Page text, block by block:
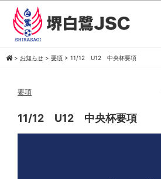
> お知らせ > 要項 > 11/12 U12 中央杯要項
要項
11/12 U12 中央杯要項